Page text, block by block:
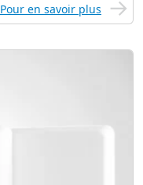
Pour en savoir plus